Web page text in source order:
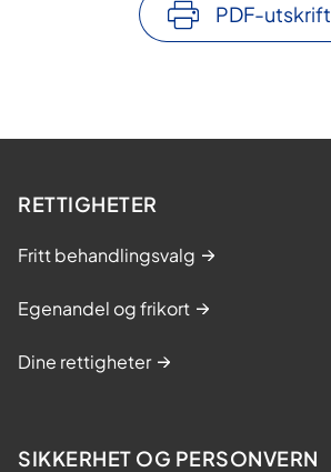
PDF-utskrift
RETTIGHETER
Fritt behandlingsvalg
Egenandel og frikort
Dine rettigheter
SIKKERHET OG PERSONVERN